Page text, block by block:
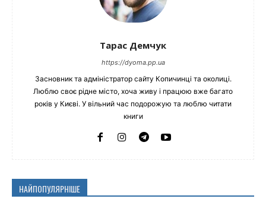
Тарас Демчук
https://dyoma.pp.ua
Засновник та адміністратор сайту Копичинці та околиці.
Люблю своє рідне місто, хоча живу і працюю вже багато
років у Києві. У вільний час подорожую та люблю читати
книги
НАЙПОПУЛЯРНІШЕ